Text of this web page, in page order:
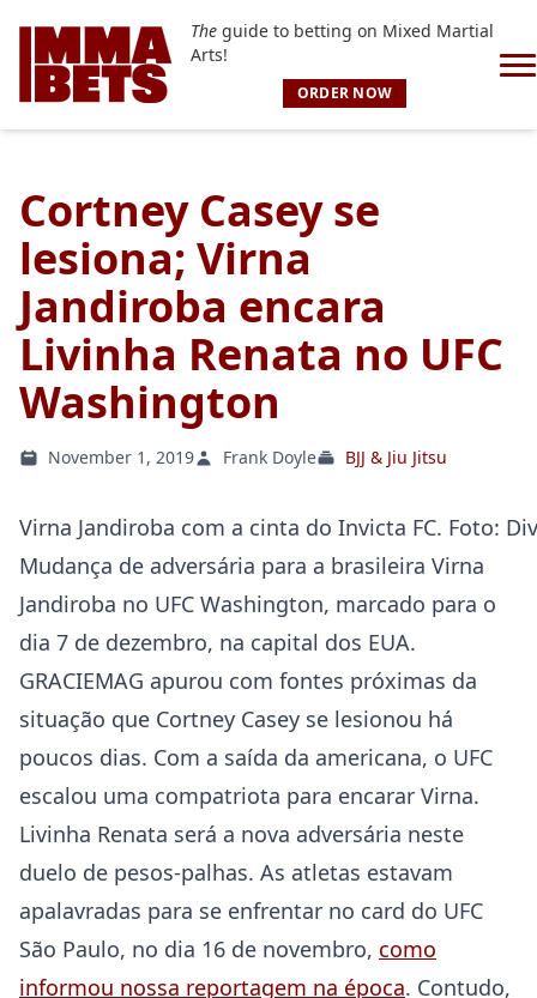
Theguide to betting on Mixed Martial
Arts!
ORDER NOW
Cortney Casey se
lesiona; Virna
Jandiroba encara
Livinha Renata no UFC
Washington
November 1, 2019 Frank Doyle BJJ & Jiu Jitsu
Virna Jandiroba com a cinta do Invicta FC. Foto:
Mudança de adversária para a brasileira Virna
Jandiroba no UFC Washington, marcado para o
dia 7 de dezembro, na capital dos EUA.
GRACIEMAG apurou com fontes próximas da
situação que Cortney Casey se lesionou há
poucos dias. Com a saída da americana, o UFC
escalou uma compatriota para encarar Virna.
Livinha Renata será a nova adversária neste
duelo de pesos-palhas. As atletas estavam
apalavradas para se enfrentar no card do UFC
São Paulo, no dia 16 de novembro, como
informou nossa reportagem na época. Contudo,